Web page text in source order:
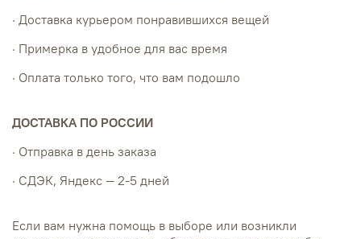
· Доставка курьером понравившихся вещей
· Примерка в удобное для вас время
· Оплата только того, что вам подошло
ДОСТАВКА ПО РОССИИ
· Отправка в день заказа
· СДЭК, Яндекс — 2-5 дней
Если вам нужна помощь в выборе или возникли